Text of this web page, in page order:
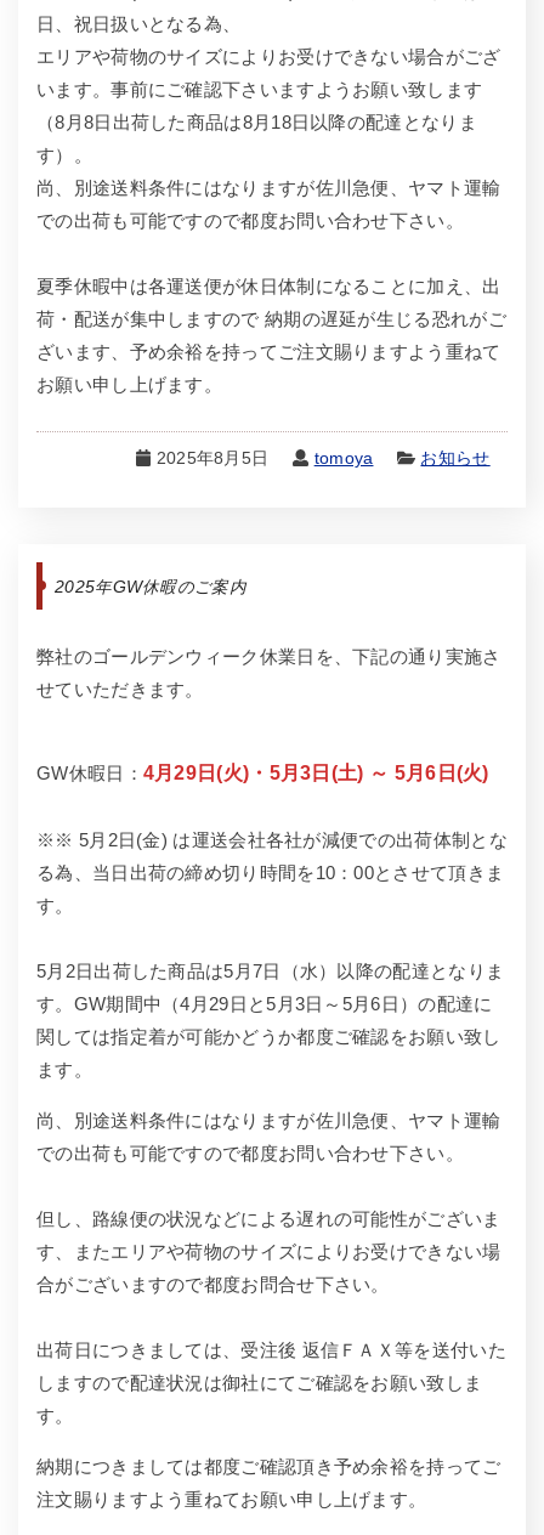
日、祝日扱いとなる為、
エリアや荷物のサイズによりお受けできない場合がござ
います。事前にご確認下さいますようお願い致します
（8月8日出荷した商品は8月18日以降の配達となりま
す）。
尚、別途送料条件にはなりますが佐川急便、ヤマト運輸
での出荷も可能ですので都度お問い合わせ下さい。
夏季休暇中は各運送便が休日体制になることに加え、出
荷・配送が集中しますので 納期の遅延が生じる恐れがご
ざいます、予め余裕を持ってご注文賜りますよう重ねて
お願い申し上げます。
2025年8月5日 tomoya お知らせ
2025年GW休暇のご案内
弊社のゴールデンウィーク休業日を、下記の通り実施さ
せていただきます。
GW休暇日： 4月29日(火)・5月3日(土) ～ 5月6日(火)
※※ 5月2日(金) は運送会社各社が減便での出荷体制とな
る為、当日出荷の締め切り時間を10：00とさせて頂きま
す。
5月2日出荷した商品は5月7日（水）以降の配達となりま
す。GW期間中（4月29日と5月3日～5月6日）の配達に
関しては指定着が可能かどうか都度ご確認をお願い致し
ます。
尚、別途送料条件にはなりますが佐川急便、ヤマト運輸
での出荷も可能ですので都度お問い合わせ下さい。
但し、路線便の状況などによる遅れの可能性がございま
す、またエリアや荷物のサイズによりお受けできない場
合がございますので都度お問合せ下さい。
出荷日につきましては、受注後 返信ＦＡＸ等を送付いた
しますので配達状況は御社にてご確認をお願い致しま
す。
納期につきましては都度ご確認頂き予め余裕を持ってご
注文賜りますよう重ねてお願い申し上げます。